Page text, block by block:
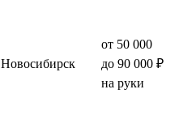
Новосибирск
от 50 000
до 90 000 ₽
на руки